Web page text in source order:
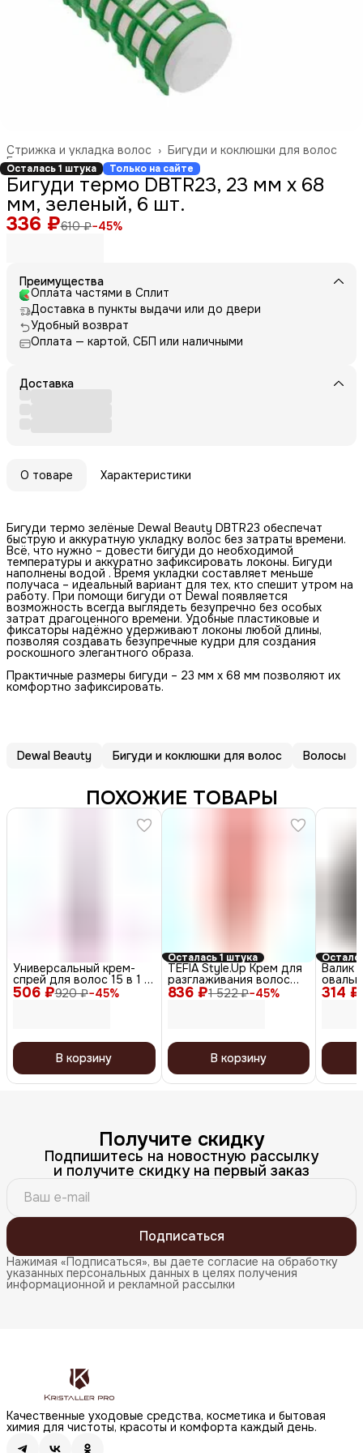
Бигуди и коклюшки для волос
Стрижка и укладка волос ›
Главная ›
Осталась 1 штука Только на сайте
Бигуди термо DBTR23, 23 мм x 68
мм, зеленый, 6 шт.
336 ₽610 ₽−45%
Преимущества
Оплата частями в Сплит
Доставка в пункты выдачи или до двери
Удобный возврат
Оплата — картой, СБП или наличными
Доставка
О товаре Характеристики
Бигуди термо зелёные Dewal Beauty DBTR23 обеспечат
быструю и аккуратную укладку волос без затраты времени.
Всё, что нужно – довести бигуди до необходимой
температуры и аккуратно зафиксировать локоны. Бигуди
наполнены водой . Время укладки составляет меньше
получаса – идеальный вариант для тех, кто спешит утром на
работу. При помощи бигуди от Dewal появляется
возможность всегда выглядеть безупречно без особых
затрат драгоценного времени. Удобные пластиковые и
фиксаторы надёжно удерживают локоны любой длины,
позволяя создавать безупречные кудри для создания
роскошного элегантного образа.
Практичные размеры бигуди – 23 мм x 68 мм позволяют их
комфортно зафиксировать.
Dewal Beauty Бигуди и коклюшки для волос Волосы
ПОХОЖИЕ ТОВАРЫ
506 ₽920 ₽−45%
Универсальный крем-
спрей для волос 15 в 1 /
Universal One, 200 мл
В корзину
Осталась 1 штука
836 ₽1 522 ₽−45%
TEFIA Style.Up Крем для
разглаживания волос
легкой фиксации /
Smoothing Anti-Frizz
В корзину
314 ₽
Валик
brown,
Получите скидку
Подпишитесь на новостную рассылку
и получите скидку на первый заказ
Подписаться
Нажимая «Подписаться», вы даете согласие на обработку
указанных персональных данных в целях получения
информационной и рекламной рассылки
Качественные уходовые средства, косметика и бытовая
химия для чистоты, красоты и комфорта каждый день.